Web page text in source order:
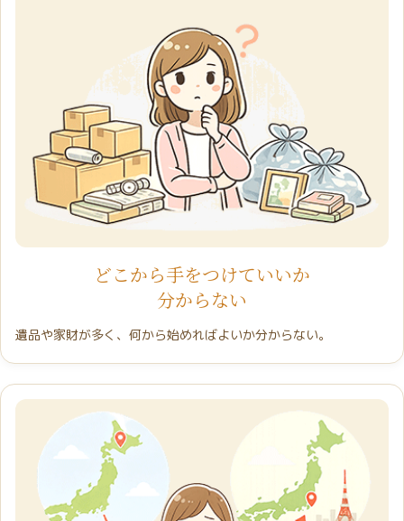
どこから手をつけていいか
分からない
遺品や家財が多く、何から始めればよいか分からない。